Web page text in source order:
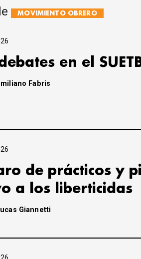
MOVIMIENTO OBRERO
en el
Fabris
de prácticos y
a los liberticidas
Giannetti